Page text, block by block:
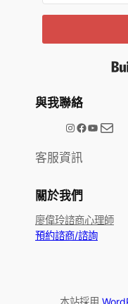
與我聯絡
@meetype.tw Facebook YouTube 電子郵件
客服資訊
關於我們
廖偉玲諮商心理師
預約諮商/諮詢
本站採用